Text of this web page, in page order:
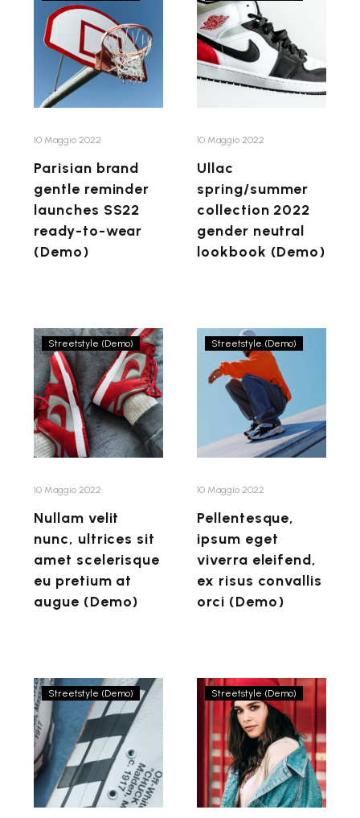
(Demo)
brand
gentle
reminder
launches
to-
wear
(Demo)
10 Maggio 2022
Parisian brand
gentle reminder
launches SS22
ready-to-wear
(Demo)
spring/summer
collection
2022
gender
neutral
(Demo)
10 Maggio 2022
Ullac
spring/summer
collection 2022
gender neutral
lookbook (Demo)
Nullam
velit
nunc,
ultrices
sit
amet
eu
pretium
at
augue
(Demo)
Streetstyle (Demo)
10 Maggio 2022
Nullam velit
nunc, ultrices sit
amet scelerisque
eu pretium at
augue (Demo)
Pellentesque,
ipsum
eget
viverra
eleifend,
ex
convallis
orci
(Demo)
Streetstyle (Demo)
10 Maggio 2022
Pellentesque,
ipsum eget
viverra eleifend,
ex risus convallis
orci (Demo)
Phasellus
cursus
convallis
neque
id
volutpat
Streetstyle (Demo)
Maecenas
vel
nisi
sollicitudin
dictum
enim
Streetstyle (Demo)